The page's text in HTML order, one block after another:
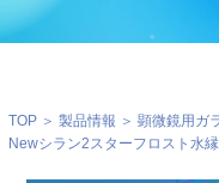
TOP＞ 製品情報 ＞ 顕微鏡用ガ
Newシラン2スターフロスト水